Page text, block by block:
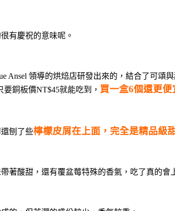
有慶祝的意味呢。
Ansel 領導的烘焙店研發出來的，結合了可頌
銅板價NT$45就能吃到， 買一盒6個還更便
刨了些檸檬皮屑在上面，完全是精品級
著酸甜，還有覆盆莓特殊的香氣，吃了真的會